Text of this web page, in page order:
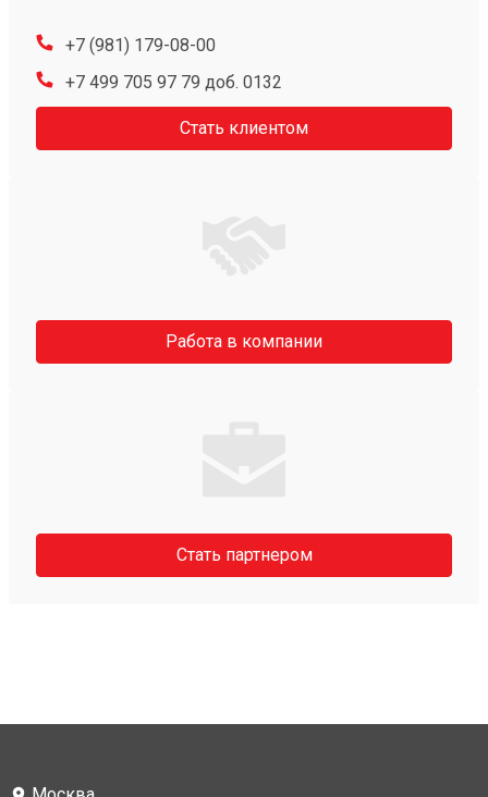
+7 (981) 179-08-00
+7 499 705 97 79 доб. 0132
Стать клиентом
Работа в компании
Стать партнером